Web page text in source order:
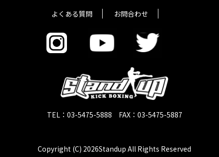
よくある質問
お問合わせ
TEL：03-5475-5888 FAX：03-5475-5887
Copyright (C) 2026Standup All Rights Reserved